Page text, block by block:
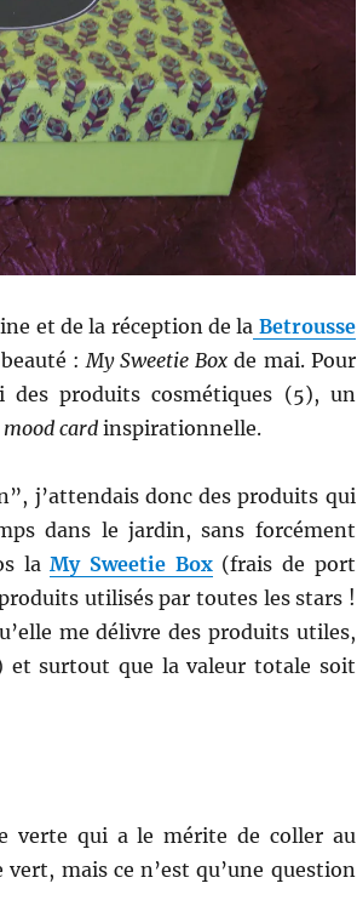
et de la réception de la Betrousse
: My Sweetie Boxde mai. Pour
des produits cosmétiques (5), un
mood cardinspirationnelle.
j’attendais donc des produits qui
dans le jardin, sans forcément
laMy Sweetie Box(frais de port
utilisés par toutes les stars !
me délivre des produits utiles,
et surtout que la valeur totale soit
verte qui a le mérite de coller au
mais ce n’est qu’une question